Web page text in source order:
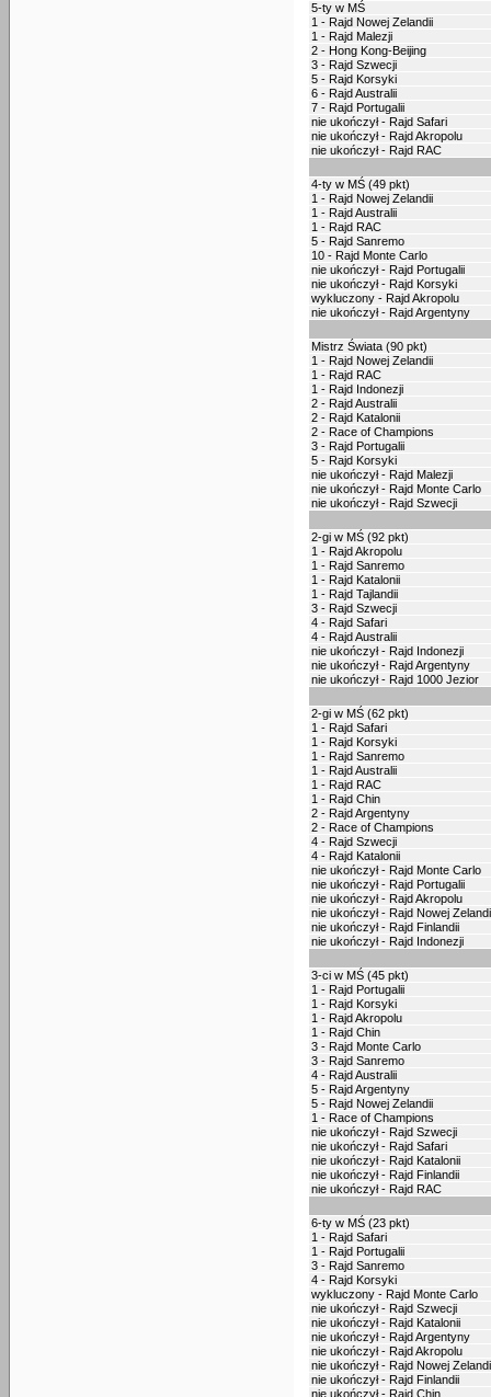
5-ty w MŚ
1 - Rajd Nowej Zelandii
1 - Rajd Malezji
2 - Hong Kong-Beijing
3 - Rajd Szwecji
5 - Rajd Korsyki
6 - Rajd Australii
7 - Rajd Portugalii
nie ukończył - Rajd Safari
nie ukończył - Rajd Akropolu
nie ukończył - Rajd RAC
4-ty w MŚ (49 pkt)
1 - Rajd Nowej Zelandii
1 - Rajd Australii
1 - Rajd RAC
5 - Rajd Sanremo
10 - Rajd Monte Carlo
nie ukończył - Rajd Portugalii
nie ukończył - Rajd Korsyki
wykluczony - Rajd Akropolu
nie ukończył - Rajd Argentyny
Mistrz Świata (90 pkt)
1 - Rajd Nowej Zelandii
1 - Rajd RAC
1 - Rajd Indonezji
2 - Rajd Australii
2 - Rajd Katalonii
2 - Race of Champions
3 - Rajd Portugalii
5 - Rajd Korsyki
nie ukończył - Rajd Malezji
nie ukończył - Rajd Monte Carlo
nie ukończył - Rajd Szwecji
2-gi w MŚ (92 pkt)
1 - Rajd Akropolu
1 - Rajd Sanremo
1 - Rajd Katalonii
1 - Rajd Tajlandii
3 - Rajd Szwecji
4 - Rajd Safari
4 - Rajd Australii
nie ukończył - Rajd Indonezji
nie ukończył - Rajd Argentyny
nie ukończył - Rajd 1000 Jezior
2-gi w MŚ (62 pkt)
1 - Rajd Safari
1 - Rajd Korsyki
1 - Rajd Sanremo
1 - Rajd Australii
1 - Rajd RAC
1 - Rajd Chin
2 - Rajd Argentyny
2 - Race of Champions
4 - Rajd Szwecji
4 - Rajd Katalonii
nie ukończył - Rajd Monte Carlo
nie ukończył - Rajd Portugalii
nie ukończył - Rajd Akropolu
nie ukończył - Rajd Nowej
nie ukończył - Rajd Finlandii
nie ukończył - Rajd Indonezji
3-ci w MŚ (45 pkt)
1 - Rajd Portugalii
1 - Rajd Korsyki
1 - Rajd Akropolu
1 - Rajd Chin
3 - Rajd Monte Carlo
3 - Rajd Sanremo
4 - Rajd Australii
5 - Rajd Argentyny
5 - Rajd Nowej Zelandii
1 - Race of Champions
nie ukończył - Rajd Szwecji
nie ukończył - Rajd Safari
nie ukończył - Rajd Katalonii
nie ukończył - Rajd Finlandii
nie ukończył - Rajd RAC
6-ty w MŚ (23 pkt)
1 - Rajd Safari
1 - Rajd Portugalii
3 - Rajd Sanremo
4 - Rajd Korsyki
wykluczony - Rajd Monte Carlo
nie ukończył - Rajd Szwecji
nie ukończył - Rajd Katalonii
nie ukończył - Rajd Argentyny
nie ukończył - Rajd Akropolu
nie ukończył - Rajd Nowej
nie ukończył - Rajd Finlandii
nie ukończył - Rajd Chin